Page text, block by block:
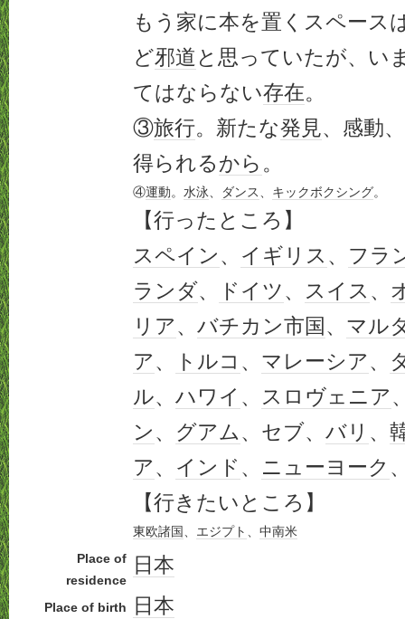
もう家に本を置くスペース
ど邪道 と思っていたが、い
てはならない存在。
③旅行。新たな発見、感動、
得られるから 。
④運動。 水泳、 ダンス、 キックボクシング。
【行ったところ】
スペイン、 イギリス 、 フラ
ランダ、 ドイツ、 スイス 、
リア、 バチカン市国 、 マル
ア、 トルコ 、 マレーシア、
ル、 ハワイ 、 スロヴェニア
ン、 グアム、セブ、 バリ 、
ア、 インド 、 ニューヨーク
【行きたいところ】
東欧諸国、 エジプト 、 中南米
Place of
residence
日本
Place of birth 日本